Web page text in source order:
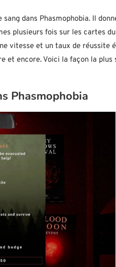
dans Phasmophobia. Il
plusieurs fois sur les cartes
vitesse et un taux de réussite
et encore. Voici la façon la
Phasmophobia